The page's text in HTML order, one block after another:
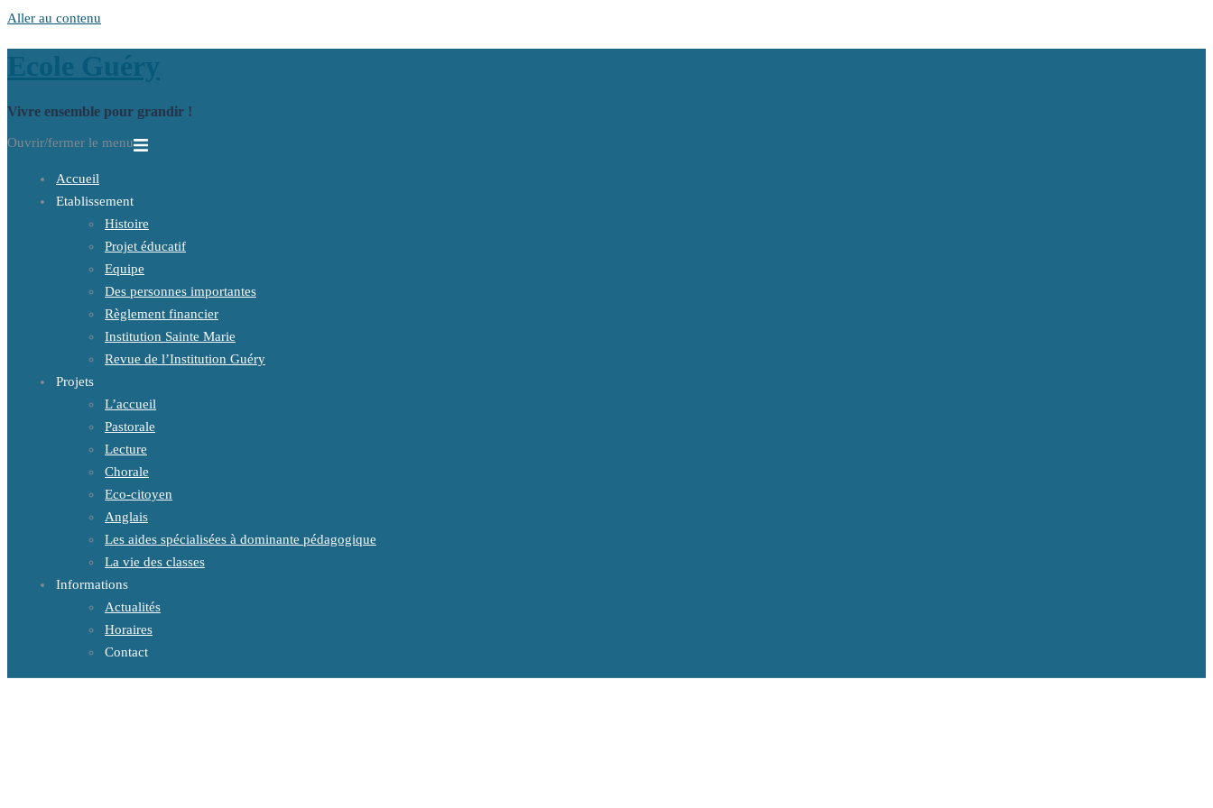
Aller au contenu
Ecole Guéry
Vivre ensemble pour grandir !
Ouvrir/fermer le menu
Accueil
Etablissement
Histoire
Projet éducatif
Equipe
Des personnes importantes
Règlement financier
Institution Sainte Marie
Revue de l’Institution Guéry
Projets
L’accueil
Pastorale
Lecture
Chorale
Eco-citoyen
Anglais
Les aides spécialisées à dominante pédagogique
La vie des classes
Informations
Actualités
Horaires
Contact